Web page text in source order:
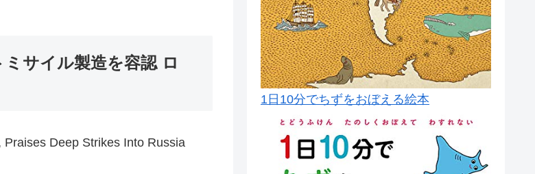
サイル製造を容認 ロ
Deep Strikes Into Russia
1日10分でちずをおぼえる絵本